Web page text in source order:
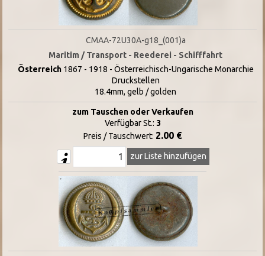
CMAA-72U30A-g18_(001)a
Maritim / Transport - Reederei - Schifffahrt
Österreich1867 - 1918 - Österreichisch-Ungarische Monarchie
Druckstellen
18.4mm, gelb / golden
zum Tauschen oder Verkaufen
Verfügbar St.: 3
Preis / Tauschwert: 2.00 €
zur Liste hinzufügen